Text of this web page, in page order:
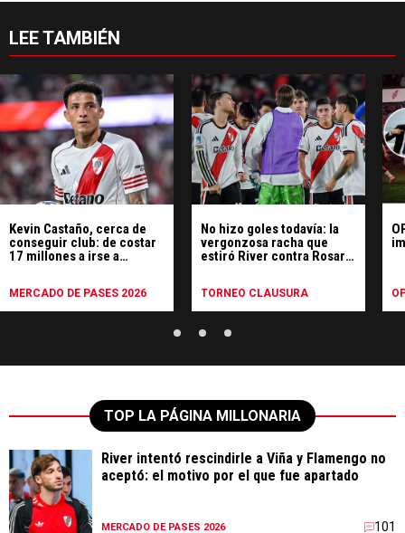
LEE TAMBIÉN
Kevin Castaño, cerca de
conseguir club: de costar
17 millones a irse a
MERCADO DE PASES 2026
No hizo goles todavía: la
vergonzosa racha que
estiró River contra Rosario
TORNEO CLAUSURA
TOP LA PÁGINA MILLONARIA
River intentó rescindirle a Viña y Flamengo no
aceptó: el motivo por el que fue apartado
MERCADO DE PASES 2026 101